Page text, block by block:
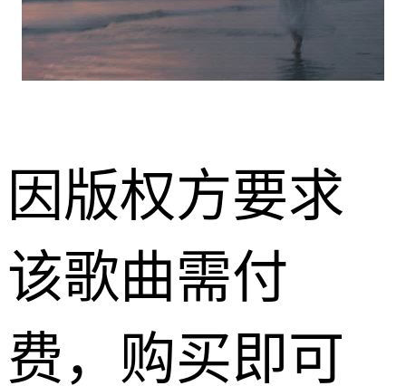
因版权方要求
该歌曲需付
费，购买即可